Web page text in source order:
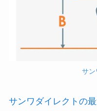
サン
サンワダイレクトの